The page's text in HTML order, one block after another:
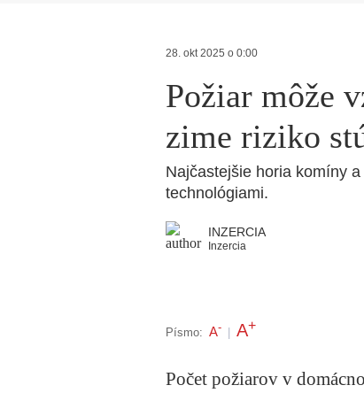
28. okt 2025 o 0:00
Požiar môže
zime riziko
Najčastejšie horia komíny
technológiami.
INZERCIA
Inzercia
Písmo: A- A+
Počet požiarov v